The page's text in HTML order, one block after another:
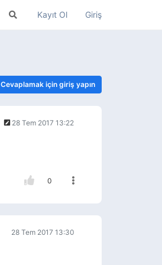
Kayıt Ol Giriş
Cevaplamak için giriş yapın
28 Tem 2017 13:22
0
28 Tem 2017 13:30